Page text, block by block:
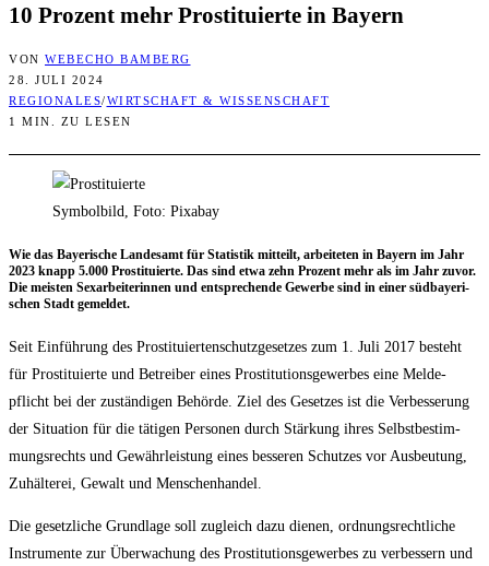
10 Pro­zent mehr Pro­sti­tu­ier­te in Bayern
VON WEBECHO BAMBERG
28. JULI 2024
REGIONALES/WIRTSCHAFT & WISSENSCHAFT
1 MIN. ZU LESEN
Symbolbild, Foto: Pixabay
Wie das Baye­ri­sche Lan­des­amt für Sta­tis­tik mit­teilt, arbei­te­ten in Bay­ern im Jahr
2023 knapp 5.000 Pro­sti­tu­ier­te. Das sind etwa zehn Pro­zent mehr als im Jahr zuvor.
Die meis­ten Sex­ar­bei­te­rin­nen und ent­spre­chen­de Gewer­be sind in einer süd­baye­ri­
schen Stadt gemeldet.
Seit Ein­füh­rung des Pro­sti­tu­ier­ten­schutz­ge­set­zes zum 1. Juli 2017 besteht
für Pro­sti­tu­ier­te und Betrei­ber eines Pro­sti­tu­ti­ons­ge­wer­bes eine Mel­de­
pflicht bei der zustän­di­gen Behör­de. Ziel des Geset­zes ist die Ver­bes­se­rung
der Situa­ti­on für die täti­gen Per­so­nen durch Stär­kung ihres Selbst­be­stim­
mungs­rechts und Gewähr­leis­tung eines bes­se­ren Schut­zes vor Aus­beu­tung,
Zuhäl­te­rei, Gewalt und Menschenhandel.
Die gesetz­li­che Grund­la­ge soll zugleich dazu die­nen, ord­nungs­recht­li­che
Instru­men­te zur Über­wa­chung des Pro­sti­tu­ti­ons­ge­wer­bes zu ver­bes­sern und